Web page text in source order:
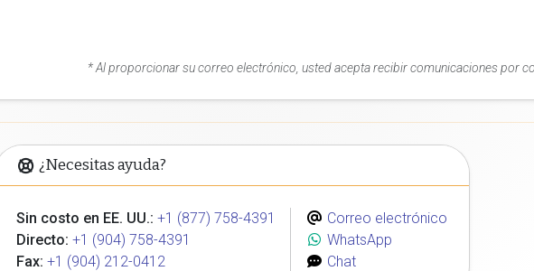
* Al proporcionar su correo electrónico, usted acepta recibir comunicaciones por
¿Necesitas ayuda?
Sin costo en EE. UU.: +1 (877) 758-4391
Directo: +1 (904) 758-4391
Fax: +1 (904) 212-0412
Correo electrónico
WhatsApp
Chat